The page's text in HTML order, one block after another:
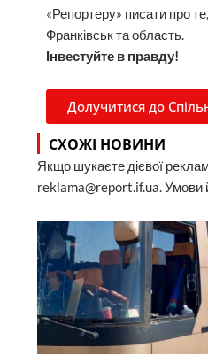
«Репортеру» писати про
Франківськ та область.
Інвестуйте в правду!
Долучитися до
СХОЖІ НОВИНИ
Якщо шукаєте дієвої
reklama@report.if.ua. Умови